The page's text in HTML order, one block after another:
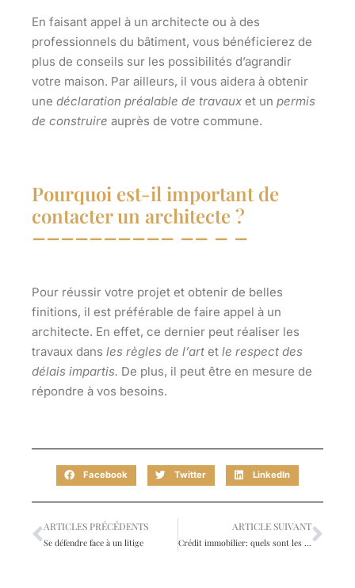
En faisant appel à un architecte ou à des
professionnels du bâtiment, vous bénéficierez de
plus de conseils sur les possibilités d’agrandir
votre maison. Par ailleurs, il vous aidera à obtenir
une déclaration préalable de travaux et un permis
de construire auprès de votre commune.
Pourquoi est-il important de
contacter un architecte ?
Pour réussir votre projet et obtenir de belles
finitions, il est préférable de faire appel à un
architecte. En effet, ce dernier peut réaliser les
travaux dans les règles de l’art et le respect des
délais impartis. De plus, il peut être en mesure de
répondre à vos besoins.
Facebook Twitter LinkedIn
ARTICLES PRÉCÉDENTS
Se défendre face à un litige
ARTICLE SUIVANT